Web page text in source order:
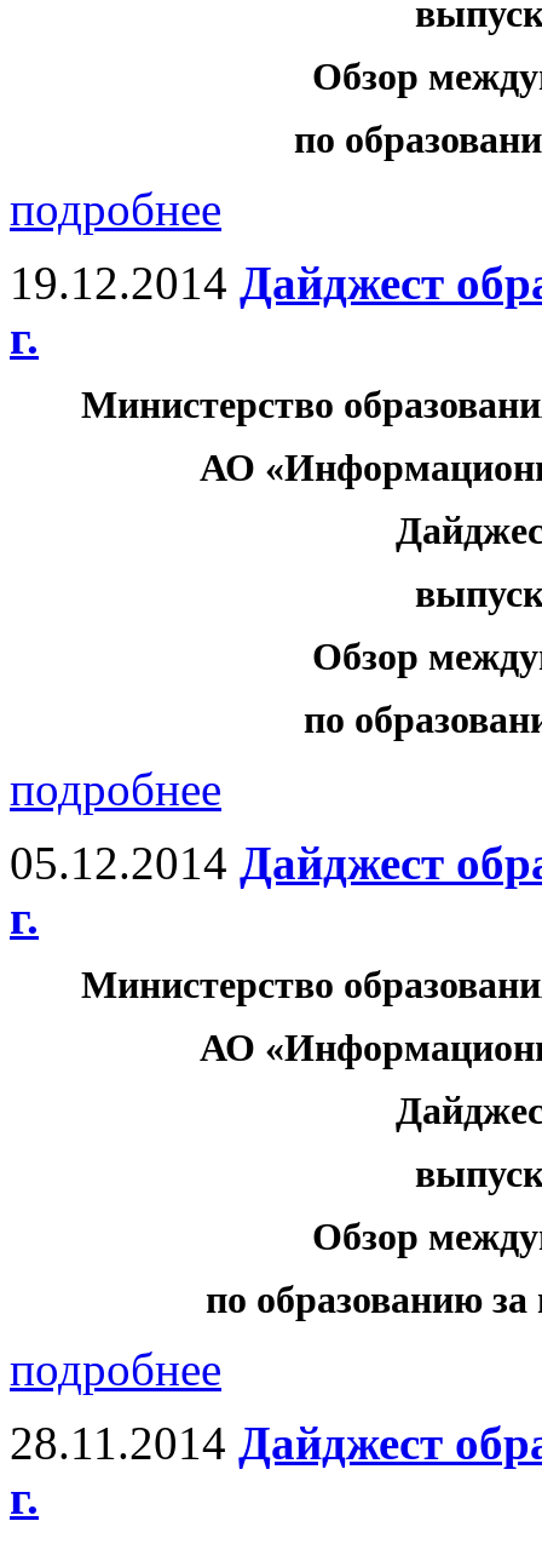
Обзор
по
подробнее
19.12.2014 Дайджест
г.
Министерство
АО
Обзор
по
подробнее
05.12.2014 Дайджест
г.
Министерство
АО
Обзор
по образованию за
подробнее
28.11.2014 Дайджест
г.